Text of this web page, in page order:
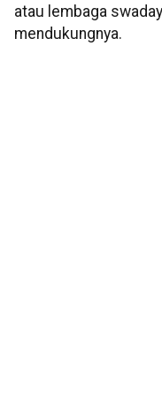
atau lembaga
mendukungnya.